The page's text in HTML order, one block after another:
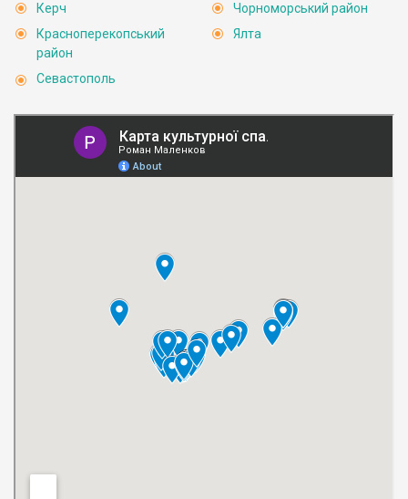
Керч
Красноперекопський
район
Севастополь
Чорноморський район
Ялта